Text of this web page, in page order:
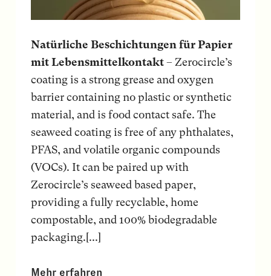
Natürliche Beschichtungen für Papier
mit Lebensmittelkontakt– Zerocircle’s
coating is a strong grease and oxygen
barrier containing no plastic or synthetic
material, and is food contact safe. The
seaweed coating is free of any phthalates,
PFAS, and volatile organic compounds
(VOCs). It can be paired up with
Zerocircle’s seaweed based paper,
providing a fully recyclable, home
compostable, and 100% biodegradable
packaging.[...]
Mehr erfahren